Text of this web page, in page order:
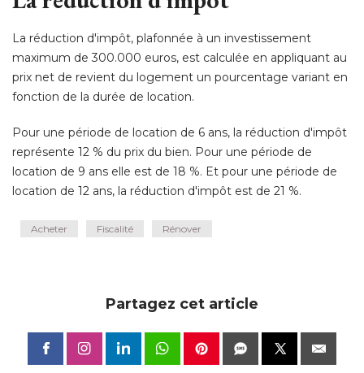
La réduction d'impôt, plafonnée à un investissement
maximum de 300.000 euros, est calculée en appliquant au
prix net de revient du logement un pourcentage variant en
fonction de la durée de location.
Pour une période de location de 6 ans, la réduction d'impôt
représente 12 % du prix du bien. Pour une période de
location de 9 ans elle est de 18 %. Et pour une période de
location de 12 ans, la réduction d'impôt est de 21 %.
Acheter Fiscalité Rénover
Partagez cet article